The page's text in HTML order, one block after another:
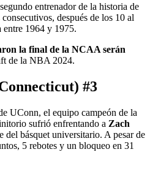
entrenador de la historia de
después de los 10 al
entre 1964 y 1975.
la final de la NCAA serán
de la NBA 2024.
#3
UConn, el equipo campeón de la
sufrió enfrentando a Zach
del básquet universitario. A pesar de
5 rebotes y un bloqueo en 31